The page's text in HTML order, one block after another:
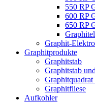
550 RP
600 RP
650 RP
Graphit-
Graphitprodukte
Graphitstab
Graphitstab
Graphitfliese
Aufkohler